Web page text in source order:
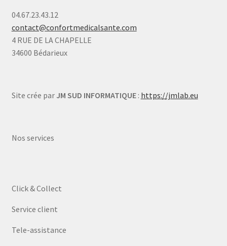
04.67.23.43.12
contact@confortmedicalsante.com
4 RUE DE LA CHAPELLE
34600 Bédarieux
Site crée par JM SUD INFORMATIQUE: https://jmlab.eu
Nos services
Click & Collect
Service client
Tele-assistance